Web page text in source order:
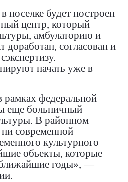
поселке будет построен
центр, который
амбулаторию и
доработан, согласован и
начать уже в
рамках федеральной
еще больничный
В районном
ни современной
культурного
объекты, которые
ближайшие годы», —